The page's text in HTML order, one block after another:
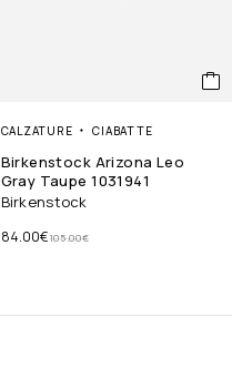
CALZATURE CIABATTE
Birkenstock Arizona Leo
Gray Taupe 1031941
Birkenstock
105.00€
84.00€